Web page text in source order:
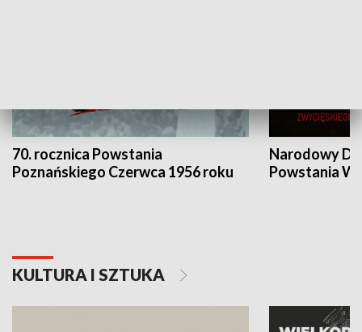
70. rocznica Powstania
Poznańskiego Czerwca 1956 roku
Narodowy
Powstania
KULTURA I SZTUKA